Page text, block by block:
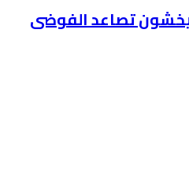
يخشون تصاعد الفوضى